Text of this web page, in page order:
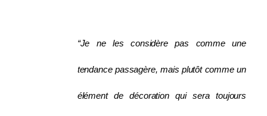
“Je ne les considère pas comme une
tendance passagère, mais plutôt comme un
élément de décoration qui sera toujours